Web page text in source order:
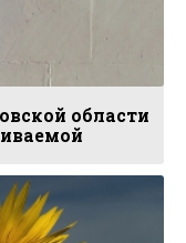
области